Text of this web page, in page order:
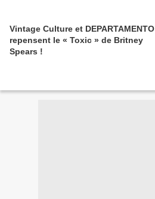
Vintage Culture et DEPARTAMENTO
repensent le « Toxic » de Britney
Spears !